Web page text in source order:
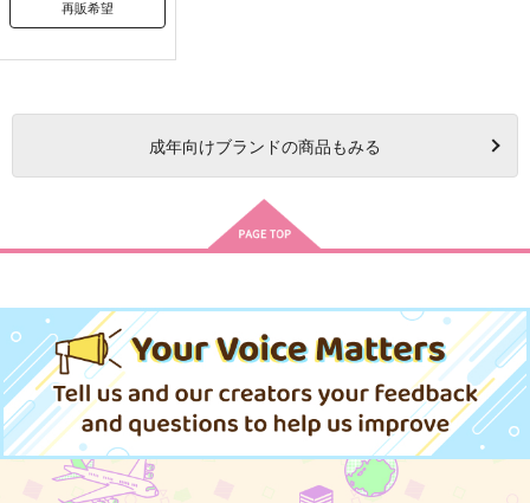
再販希望
成年向けブランドの商品もみる